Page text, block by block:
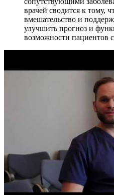
врачей сводится к тому,
вмешательство и
улучшить прогноз и
возможности пациентов